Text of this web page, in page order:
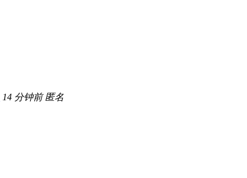
14 分钟前匿名